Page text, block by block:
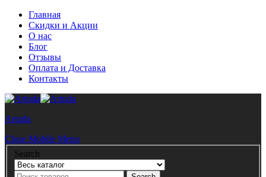
Главная
Скидки и Акции
О нас
Блог
Отзывы
Оплата и Доставка
Контакты
Artuda
Close Mobile Menu
Search